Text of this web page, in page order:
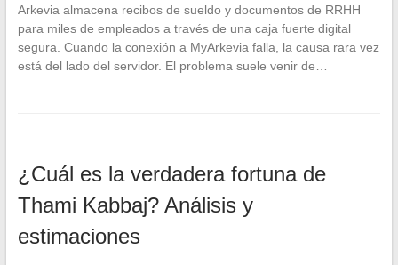
Arkevia almacena recibos de sueldo y documentos de RRHH
para miles de empleados a través de una caja fuerte digital
segura. Cuando la conexión a MyArkevia falla, la causa rara vez
está del lado del servidor. El problema suele venir de…
¿Cuál es la verdadera fortuna de
Thami Kabbaj? Análisis y
estimaciones